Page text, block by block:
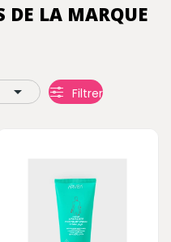
DE LA MARQUE
 Filtrer